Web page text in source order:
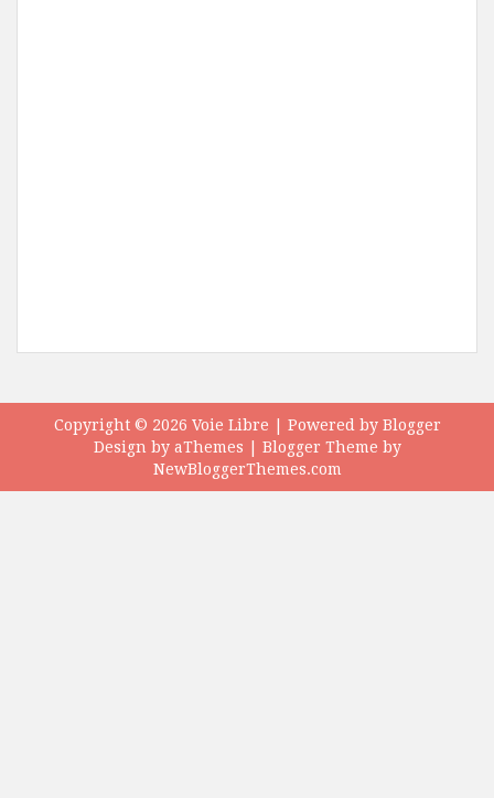
Copyright © 2026 Voie Libre | Powered by Blogger
Design by aThemes | Blogger Theme by
NewBloggerThemes.com